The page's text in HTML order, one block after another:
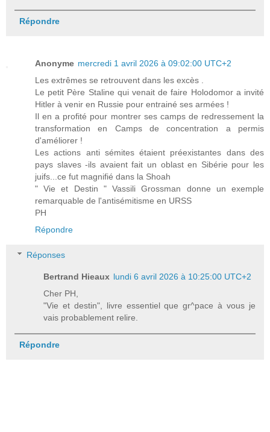
Répondre
Anonyme mercredi 1 avril 2026 à 09:02:00 UTC+2
Les extrêmes se retrouvent dans les excès .
Le petit Père Staline qui venait de faire Holodomor a invité
Hitler à venir en Russie pour entrainé ses armées !
Il en a profité pour montrer ses camps de redressement la
transformation en Camps de concentration a permis
d'améliorer !
Les actions anti sémites étaient préexistantes dans des
pays slaves -ils avaient fait un oblast en Sibérie pour les
juifs...ce fut magnifié dans la Shoah
" Vie et Destin " Vassili Grossman donne un exemple
remarquable de l'antisémitisme en URSS
PH
Répondre
Réponses
Bertrand Hieaux lundi 6 avril 2026 à 10:25:00 UTC+2
Cher PH,
"Vie et destin", livre essentiel que gr^pace à vous je
vais probablement relire.
Répondre